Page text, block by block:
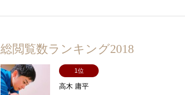
総閲覧数ランキング2018
1位
高木 庸平